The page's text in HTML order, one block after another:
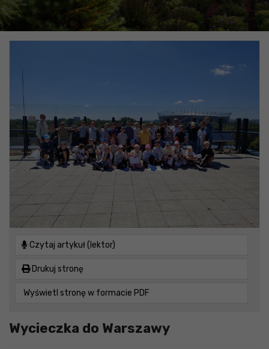
Czytaj artykuł (lektor)
Drukuj stronę
Wyświetl stronę w formacie PDF
Wycieczka do Warszawy